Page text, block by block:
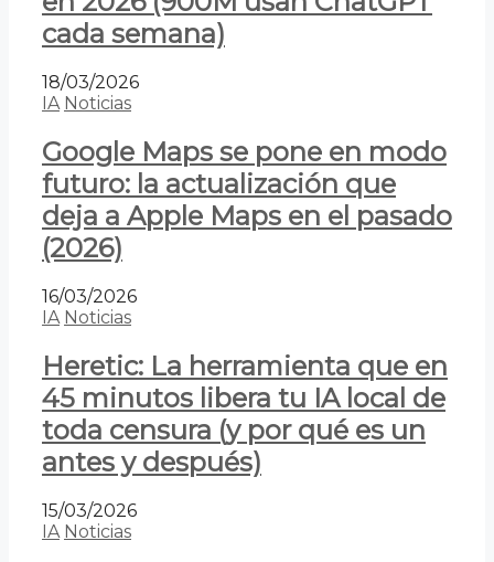
cada semana)
18/03/2026
IA Noticias
Google Maps se pone en modo
futuro: la actualización que
deja a Apple Maps en el pasado
(2026)
16/03/2026
IA Noticias
Heretic: La herramienta que en
45 minutos libera tu IA local de
toda censura (y por qué es un
antes y después)
15/03/2026
IA Noticias